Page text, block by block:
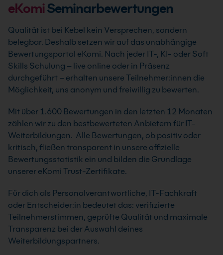
eKomiSeminarbewertungen
Qualität ist bei Kebel kein Versprechen, sondern
belegbar. Deshalb setzen wir auf das unabhängige
Bewertungsportal eKomi. Nach jeder IT-, KI- oder Soft
Skills Schulung – live online oder in Präsenz
durchgeführt – erhalten unsere Teilnehmer:innen die
Möglichkeit, uns anonym und freiwillig zu bewerten.
Mit über 1.600 Bewertungen in den letzten 12 Monaten
zählen wir zu den bestbewerteten Anbietern für IT-
Weiterbildungen. Alle Bewertungen, ob positiv oder
kritisch, fließen transparent in unsere offizielle
Bewertungsstatistik ein und bilden die Grundlage
unserer eKomi Trust-Zertifikate.
Für dich als Personalverantwortliche, IT-Fachkraft
oder Entscheider:in bedeutet das: verifizierte
Teilnehmerstimmen, geprüfte Qualität und maximale
Transparenz bei der Auswahl deines
Weiterbildungspartners.